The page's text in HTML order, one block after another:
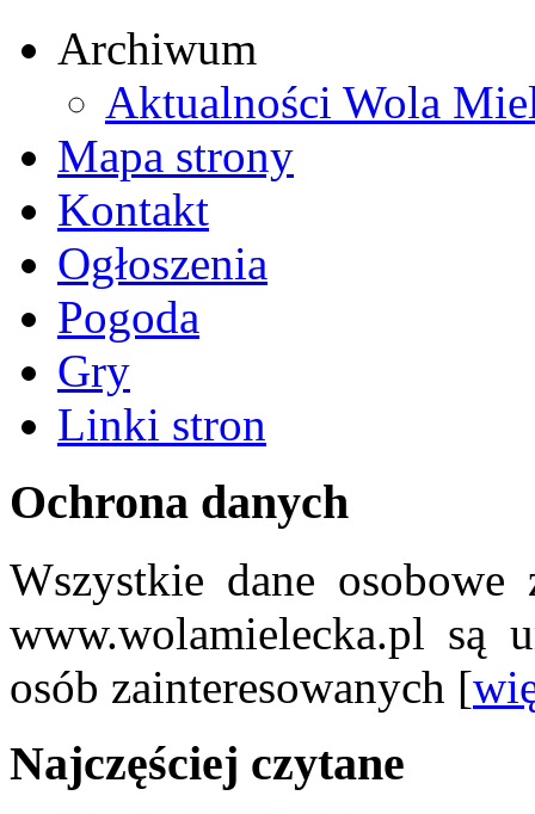
Archiwum
Aktualności Wola
Mapa strony
Kontakt
Ogłoszenia
Pogoda
Gry
Linki stron
Ochrona danych
Wszystkie dane osobowe
www.wolamielecka.pl są
osób zainteresowanych [
Najczęściej czytane